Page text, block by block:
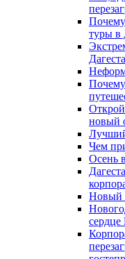
туры в
Почему
новый
Чем
Осень
Новый
сердце